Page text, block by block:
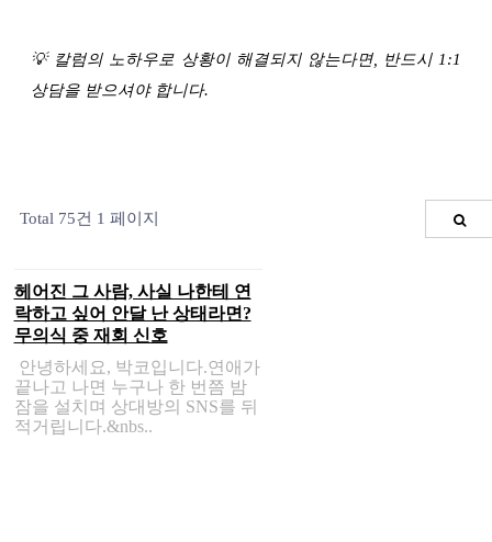
💡 칼럼의 노하우로 상황이 해결되지 않는다면, 반드시 1:1
상담을 받으셔야 합니다.
Total 75건 1 페이지
헤어진 그 사람, 사실 나한테 연
락하고 싶어 안달 난 상태라면?
무의식 중 재회 신호
안녕하세요, 박코입니다.연애가
끝나고 나면 누구나 한 번쯤 밤
잠을 설치며 상대방의 SNS를 뒤
적거립니다.&nbs..